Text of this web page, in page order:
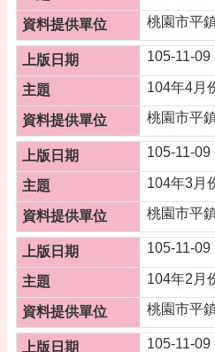
相
關
料
活
動
報
名
專
區
回
首
頁
網
站
桃園市平
105-11-09
104年4月
桃園市平
105-11-09
104年3月
桃園市平
105-11-09
104年2月
桃園市平
105-11-09